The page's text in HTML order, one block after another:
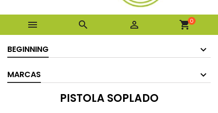
   shopping_cart0
BEGINNING
MARCAS
PISTOLA SOPLADO